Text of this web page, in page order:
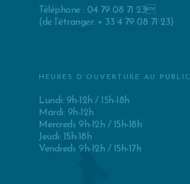
Téléphone : 04 79 08 71 23
(de l’étranger: + 33 4 79 08 71 23)
HEURES D’OUVERTURE AU PUBLIC
Lundi: 9h-12h / 15h-18h
Mardi: 9h-12h
Mercredi: 9h-12h / 15h-18h
Jeudi: 15h-18h
Vendredi: 9h-12h / 15h-17h